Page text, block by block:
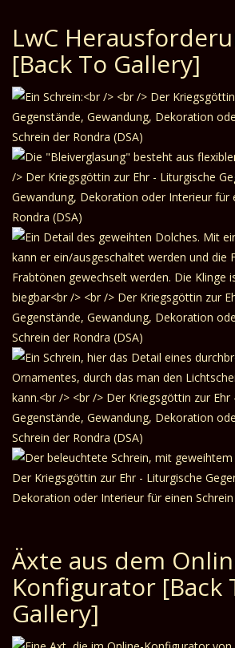
LwC
[Back To Gallery]
Äxte aus dem
Konfigurator [Back
Gallery]